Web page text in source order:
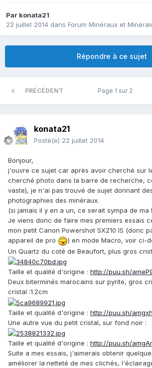
Par konata21
22 juillet 2014 dans Forum Minéraux et
Répondre à ce sujet
PRÉCÉDENT Page 1 sur 2
konata21
Posté(e) 22 juillet 2014
Bonjour,
j'ouvre ce sujet car après avoir cherché sur
cherché photo dans la barre de recherche,
vaste), je n'ai pas trouvé de sujet donnant
photographies des minéraux.
(si jamais il y en a un, ce serait sympa de ma
Je viens donc de faire mes premiers essais
mon petit Canon Powershot SX210 IS (donc
appareil de pro
) en mode Macro, voir ci-
Un Quartz du coté de Beaufort, plus gros
Taille et qualité d'origine : http://puu.sh/
Deux biterminés marocains sur pyrite, gros
cristal :1.2cm
Taille et qualité d'origine : http://puu.sh/
Une autre vue du petit cristal, sur fond noir :
Taille et qualité d'origine : http://puu.sh/
Suite a mes essais, j'aimerais obtenir
améliorer la netteté de mes clichés,